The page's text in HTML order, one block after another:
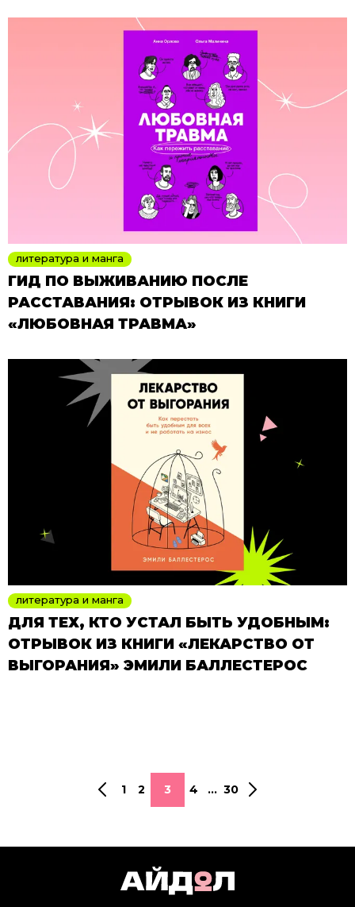
литература и манга
ГИД ПО ВЫЖИВАНИЮ ПОСЛЕ
РАССТАВАНИЯ: ОТРЫВОК ИЗ КНИГИ
«ЛЮБОВНАЯ ТРАВМА»
литература и манга
ДЛЯ ТЕХ, КТО УСТАЛ БЫТЬ УДОБНЫМ:
ОТРЫВОК ИЗ КНИГИ «ЛЕКАРСТВО ОТ
ВЫГОРАНИЯ» ЭМИЛИ БАЛЛЕСТЕРОС
1 2 3 4 ... 30